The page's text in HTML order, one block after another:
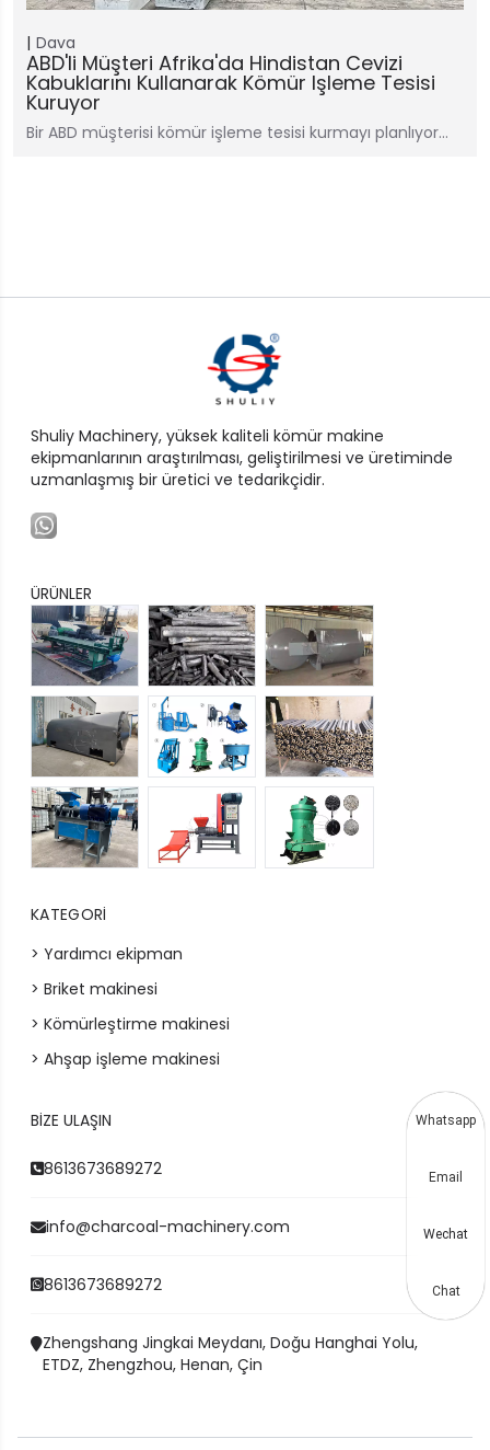
Dava
ABD'li Müşteri Afrika'da Hindistan Cevizi
Kabuklarını Kullanarak Kömür Işleme Tesisi
Kuruyor
Bir ABD müşterisi kömür işleme tesisi kurmayı planlıyor…
Shuliy Machinery, yüksek kaliteli kömür makine
ekipmanlarının araştırılması, geliştirilmesi ve üretiminde
uzmanlaşmış bir üretici ve tedarikçidir.
ÜRÜNLER
KATEGORI
> Yardımcı ekipman
> Briket makinesi
> Kömürleştirme makinesi
> Ahşap işleme makinesi
BIZE ULAŞIN
8613673689272
info@charcoal-machinery.com
8613673689272
Zhengshang Jingkai Meydanı, Doğu Hanghai Yolu,
ETDZ, Zhengzhou, Henan, Çin
Whatsapp
Email
Wechat
Chat